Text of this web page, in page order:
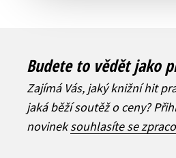
Budete to vědět jako
Zajímá Vás, jaký knižní hit
jaká běží soutěž o ceny?
novineksouhlasíte se